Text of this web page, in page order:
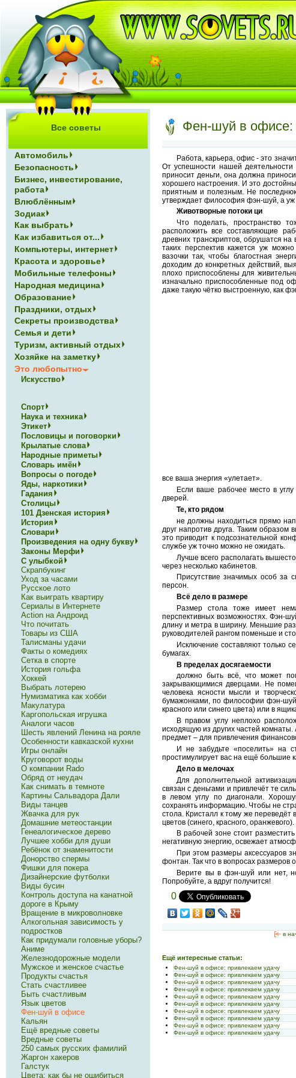
Фен-шуй в офисе:
Работа, карьера, офис - это
От успешности нашей деятельности
приносит деньги, она должна
хорошего настроения. И это
приятным и полезным. Не
утверждает философия фэн-шуй, а уж
Животворные потоки ци
Что поделать, пространство
расположить все составляющие
древних транскриптов, обрушатся
таких перспектив кажется уж
вазочки так, чтобы благостная
доходим до конкретных действий,
плохо приспособлены для
изначально приспособленные под
даже такую чётко выстроенную, как
все ваша энергия «улетает».
Если ваше рабочее место в
дверей.
Те, кто рядом
не должны находиться прямо
друг напротив друга. Таким образом
это приводит к подсознательной
службе уж точно можно не ожидать.
Лучше всего располагать
через несколько кабинетов.
Присутствие значимых особ за
персон.
Всё дело в размере
Размер стола тоже имеет
перспективных возможностях. Фэн-
длину и метра в ширину. Меньшие
руководителей рангом поменьше и
Исключение составляют только
бумагах.
В пределах досягаемости
должно быть всё, что может
закрывающимися дверцами. Не
человека ясности мысли и
бумажонками, по философии фэн-шуй
красного или синего цвета) или в
В правом углу неплохо
исходящую из других частей
предмет – для привлечения
И не забудьте «поселить» на
простимулирует вас на ещё большие
Дело в мелочах
Для дополнительной
связан с деньгами и привлечёт те
в левом углу по диагонали.
сохранять информацию. Чтобы не
стола. Кристалл к тому же
цветов (синего, красного, оранжевого).
В рабочей зоне стоит
негативную энергию, освежает
При этом размеры аксессуаров
фонтан. Так что в вопросах размеров
Верите вы в фэн-шуй или нет,
Попробуйте, а вдруг получится!
0
[<— в
Ещё интересные статьи:
Фен-шуй в офисе: привлекаем удачу
Фен-шуй в офисе: привлекаем удачу
Фен-шуй в офисе: привлекаем удачу
Фен-шуй в офисе: привлекаем удачу
Фен-шуй в офисе: привлекаем удачу
Фен-шуй в офисе: привлекаем удачу
Фен-шуй в офисе: привлекаем удачу
Фен-шуй в офисе: привлекаем удачу
Фен-шуй в офисе: привлекаем удачу
Фен-шуй в офисе: привлекаем удачу
Все советы
Автомобиль
Безопасность
Бизнес, инвестирование,
работа
Влюблённым
Зодиак
Как выбрать
Как избавиться от...
Компьютеры, интернет
Красота и здоровье
Мобильные телефоны
Народная медицина
Образование
Праздники, отдых
Секреты производства
Семья и дети
Туризм, активный отдых
Хозяйке на заметку
Это любопытно
Искусство
Спорт
Наука и техника
Этикет
Пословицы и поговорки
Крылатые слова
Народные приметы
Словарь имён
Вопросы о погоде
Яды, наркотики
Гадания
Столицы
101 Дзенская история
История
Словари
Произведения на одну букву
Законы Мерфи
С улыбкой
Скрапбукинг
Уход за часами
Русское лото
Как выиграть квартиру
Сериалы в Интернете
Action на Андроид
Что почитать
Товары из США
Талисманы удачи
Факты о комедиях
Сетка в спорте
История гольфа
Хоккей
Выбрать лотерею
Нумизматика как хобби
Макулатура
Каргопольская игрушка
Аналоги часов
Шесть явлений Ленина на рояле
Особенности кавказской кухни
Игры онлайн
Круговорот воды
О компании Rado
Обряд от неудач
Как снимать в темноте
Картины Сальвадора Дали
Виды танцев
Жвачка для рук
Домашние метеостанции
Генеалогическое дерево
Лучшее хобби для души
Ребёнок от знаменитости
Донорство спермы
Фишки для покера
Дизайнерские футболки
Виды бусин
Контроль доступа на канатной
дороге в Крыму
Вращение в микроволновке
Алкогольная зависимость у
подростков
Как придумали головные уборы?
Аниме
Железнодорожные модели
Мужское и женское счастье
Продукты счастья
Стать счастливее
Быть счастливым
Язык цветов
Фен-шуй в офисе
Кальян
Ещё вредные советы
Вредные советы
250 самых русских фамилий
Жаргон хакеров
Галстук
Цвета: как бы не ошибиться